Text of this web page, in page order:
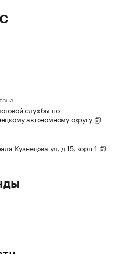
службы по
автономному округу
Кузнецова ул, д 15, корп 1